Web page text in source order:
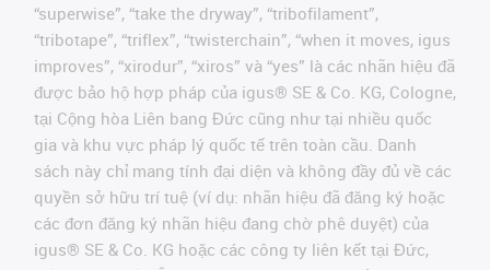
“superwise”, “take the dryway”, “tribofilament”,
“tribotape”, “triflex”, “twisterchain”, “when it moves, igus
improves”, “xirodur”, “xiros” và “yes” là các nhãn hiệu đã
được bảo hộ hợp pháp của igus® SE & Co. KG, Cologne,
tại Cộng hòa Liên bang Đức cũng như tại nhiều quốc
gia và khu vực pháp lý quốc tế trên toàn cầu. Danh
sách này chỉ mang tính đại diện và không đầy đủ về các
quyền sở hữu trí tuệ (ví dụ: nhãn hiệu đã đăng ký hoặc
các đơn đăng ký nhãn hiệu đang chờ phê duyệt) của
igus® SE & Co. KG hoặc các công ty liên kết tại Đức,